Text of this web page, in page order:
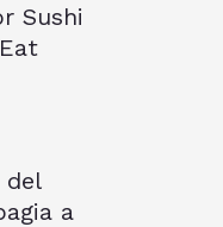
Sushi
del
a